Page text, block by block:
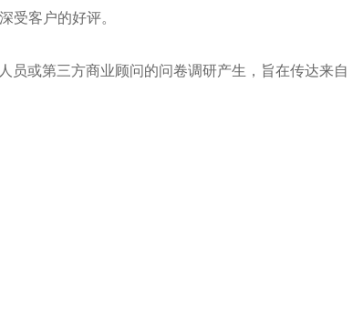
受客户的好评。
员或第三方商业顾问的问卷调研产生，旨在传达来自